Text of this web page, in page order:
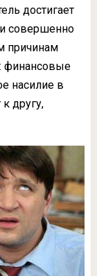
достигает
совершенно
причинам
финансовые
насилие в
другу,